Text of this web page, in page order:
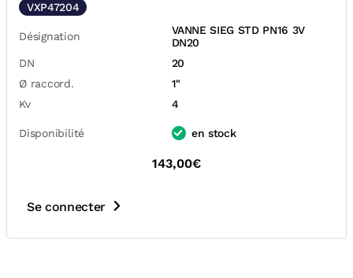
VXP47204
Désignation
VANNE SIEG STD PN16 3V
DN20
DN
20
Ø raccord.
1"
Kv
4
Disponibilité en stock
143,00€
Se connecter